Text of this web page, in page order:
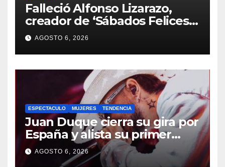
Falleció Alfonso Lizarazo,
creador de ‘Sábados Felices’,
un legado que nació en
Inravisión
AGOSTO 6, 2026
ESPECTACULO MUJERES TENDENCIA
Juan Duque cierra su gira por
España y alista su primer
Tour ‘Un Desorden Con Los
Primos 2026’ por EE.UU.
AGOSTO 6, 2026